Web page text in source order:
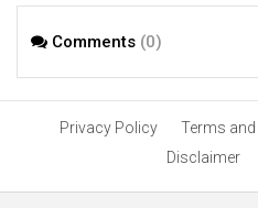
a remedy for coughs and
Comments (0)
Privacy Policy Terms
Disclaimer